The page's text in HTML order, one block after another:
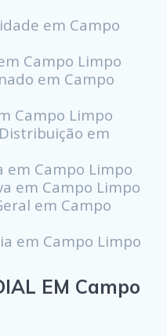
em Campo
Campo Limpo
em Campo
Campo Limpo
em
em Campo Limpo
em Campo Limpo
em Campo
em Campo Limpo
EM Campo